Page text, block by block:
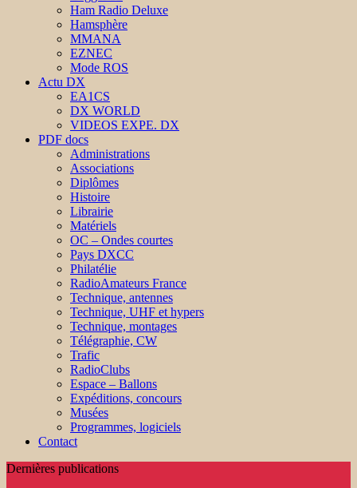
Ham Radio Deluxe
Hamsphère
MMANA
EZNEC
Mode ROS
Actu DX
EA1CS
DX WORLD
VIDEOS EXPE. DX
PDF docs
Administrations
Associations
Diplômes
Histoire
Librairie
Matériels
OC – Ondes courtes
Pays DXCC
Philatélie
RadioAmateurs France
Technique, antennes
Technique, UHF et hypers
Technique, montages
Télégraphie, CW
Trafic
RadioClubs
Espace – Ballons
Expéditions, concours
Musées
Programmes, logiciels
Contact
Dernières publications